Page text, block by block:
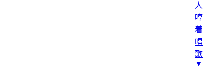
人
哼
着
唱
歌
▼